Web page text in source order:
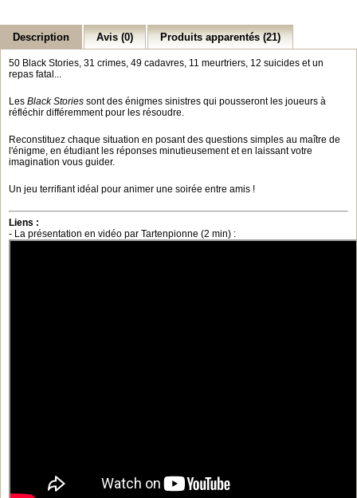
Description Avis (0) Produits apparentés (21)
50 Black Stories, 31 crimes, 49 cadavres, 11 meurtriers, 12 suicides et un
repas fatal...
Les Black Stories sont des énigmes sinistres qui pousseront les joueurs à
réfléchir différemment pour les résoudre.
Reconstituez chaque situation en posant des questions simples au maître de
l'énigme, en étudiant les réponses minutieusement et en laissant votre
imagination vous guider.
Un jeu terrifiant idéal pour animer une soirée entre amis !
Liens :
- La présentation en vidéo par Tartenpionne (2 min) :